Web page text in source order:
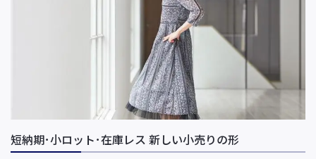
短納期･小ロット･在庫レス 新しい小売りの形